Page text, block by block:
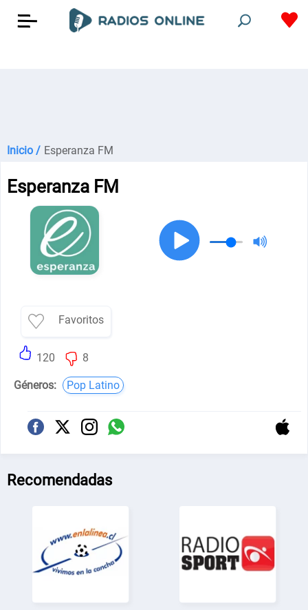
Inicio / Esperanza FM
Esperanza FM
Favoritos
120 8
Géneros: Pop Latino
Recomendadas